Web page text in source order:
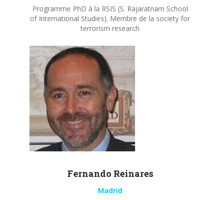
Programme PhD à la RSIS (S. Rajaratnam School
of International Studies). Membre de la society for
terrorism research
Fernando Reinares
Madrid